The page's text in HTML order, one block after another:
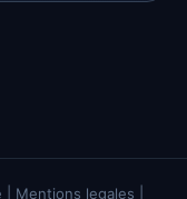
Mentions legales